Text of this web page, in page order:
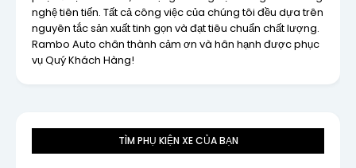
nghệ tiên tiến. Tất cả công việc của chúng tôi đều dựa trên
nguyên tắc sản xuất tinh gọn và đạt tiêu chuẩn chất lượng.
Rambo Auto chân thành cảm ơn và hân hạnh được phục
vụ Quý Khách Hàng!
TÌM PHỤ KIỆN XE CỦA BẠN